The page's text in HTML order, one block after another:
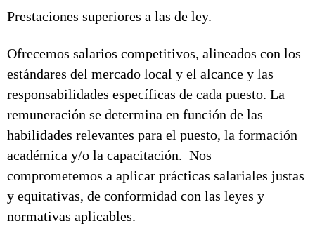
Prestaciones superiores a las de ley.
Ofrecemos salarios competitivos, alineados con los
estándares del mercado local y el alcance y las
responsabilidades específicas de cada puesto. La
remuneración se determina en función de las
habilidades relevantes para el puesto, la formación
académica y/o la capacitación. Nos
comprometemos a aplicar prácticas salariales justas
y equitativas, de conformidad con las leyes y
normativas aplicables.